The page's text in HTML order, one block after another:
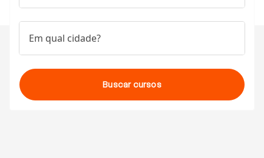
Em qual cidade?
Buscar cursos